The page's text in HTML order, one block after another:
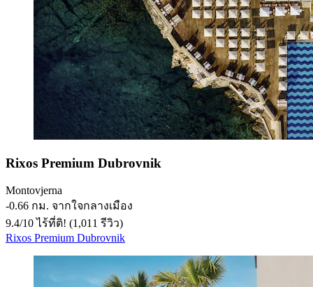
Rixos Premium Dubrovnik
Montovjerna
‐0.66 กม. จากใจกลางเมือง
9.4/10ไร้ที่ติ! (1,011 รีวิว)
Rixos Premium Dubrovnik